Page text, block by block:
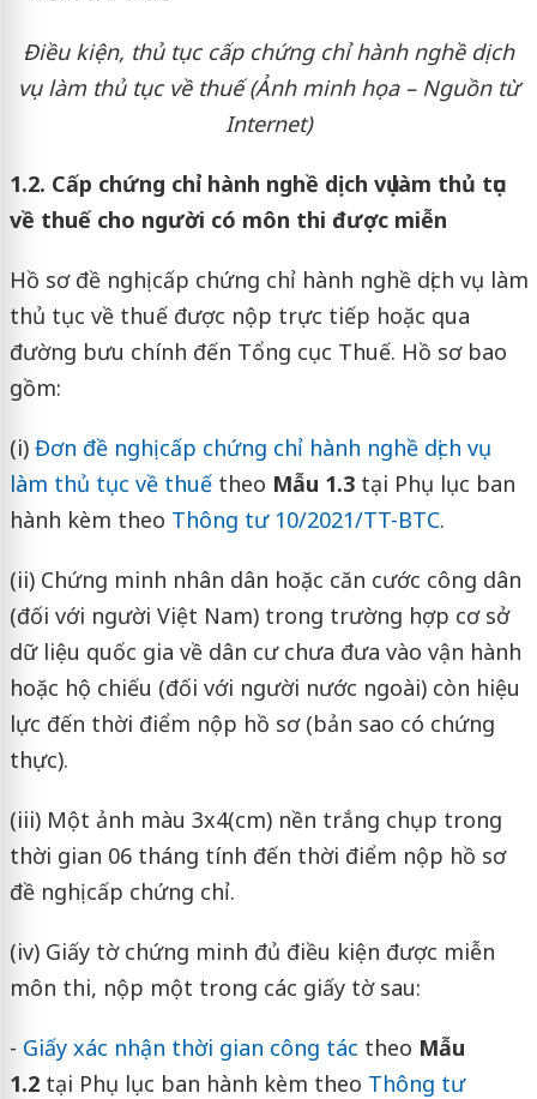
Điều kiện, thủ tục cấp chứng chỉ hành nghề dịch
vụ làm thủ tục về thuế(Ảnh minh họa – Nguồn từ
Internet)
1.2. Cấp chứng chỉ hành nghề dịch vụ làm thủ tục
về thuế cho người có môn thi được miễn
Hồ sơ đề nghị cấp chứng chỉ hành nghề dịch vụ làm
thủ tục về thuế được nộp trực tiếp hoặc qua
đường bưu chính đến Tổng cục Thuế. Hồ sơ bao
gồm:
(i) Đơn đề nghị cấp chứng chỉ hành nghề dịch vụ
làm thủ tục về thuếtheo Mẫu 1.3tại Phụ lục ban
hành kèm theo Thông tư 10/2021/TT-BTC.
(ii) Chứng minh nhân dân hoặc căn cước công dân
(đối với người Việt Nam) trong trường hợp cơ sở
dữ liệu quốc gia về dân cư chưa đưa vào vận hành
hoặc hộ chiếu (đối với người nước ngoài) còn hiệu
lực đến thời điểm nộp hồ sơ (bản sao có chứng
thực).
(iii) Một ảnh màu 3x4(cm) nền trắng chụp trong
thời gian 06 tháng tính đến thời điểm nộp hồ sơ
đề nghị cấp chứng chỉ.
(iv) Giấy tờ chứng minh đủ điều kiện được miễn
môn thi, nộp một trong các giấy tờ sau:
- Giấy xác nhận thời gian công tác theo Mẫu
1.2tại Phụ lục ban hành kèm theo Thông tư